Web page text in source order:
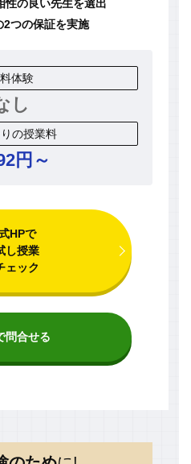
性の良い先生を選出
2つの保証を実施
体験
し
の授業料
円～
HPで
し授業
ェック
問合せる